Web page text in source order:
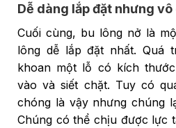
Dễ dàng lắp đặt nhưng
Cuối cùng, bu lông nở là
lông dễ lắp đặt nhất. Quá
khoan một lỗ có kích
vào và siết chặt. Tuy có
chóng là vậy nhưng chúng
Chúng có thể chịu được lực